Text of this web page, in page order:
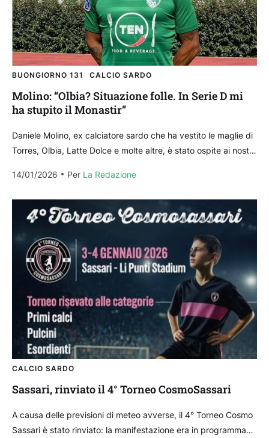
BUONGIORNO 131 CALCIO SARDO
Molino: “Olbia? Situazione folle. In Serie D mi
ha stupito il Monastir”
Daniele Molino, ex calciatore sardo che ha vestito le maglie di
Torres, Olbia, Latte Dolce e molte altre, è stato ospite ai nostri
14/01/2026
Per La Redazione
CALCIO SARDO
Sassari, rinviato il 4° Torneo CosmoSassari
A causa delle previsioni di meteo avverse, il 4° Torneo Cosmo
Sassari è stato rinviato: la manifestazione era in programma